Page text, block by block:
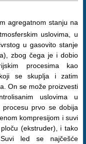
agregatnom stanju na
uslovima, u
u gasovito stanje
zbog čega je i dobio
procesima kao
se skuplja i zatim
On se može proizvesti
uslovima u
procesu prvo se dobija
kompresijom i suvi
(ekstruder), i tako
led se najčešće